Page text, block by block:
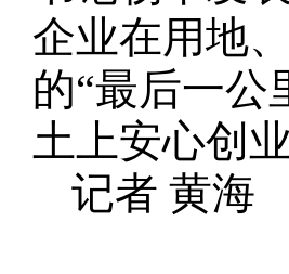
企业在用地
的“最后一公
土上安心创
记者 黄海